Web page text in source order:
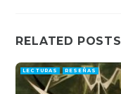
RELATED POSTS
LECTURAS RESEÑAS